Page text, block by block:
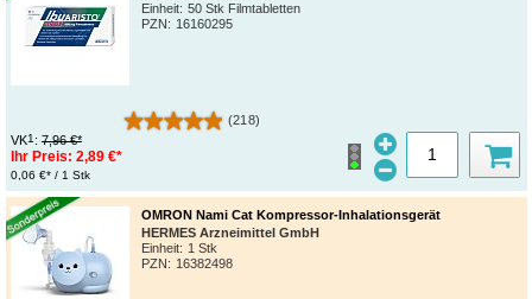
Einheit: 50 Stk Filmtabletten
PZN: 16160295
(218)
VK1 : 7,96 €*
Ihr Preis: 2,89 €*
0,06 €* / 1 Stk
OMRON Nami Cat Kompressor-Inhalationsgerät
HERMES Arzneimittel GmbH
Einheit: 1 Stk
PZN: 16382498